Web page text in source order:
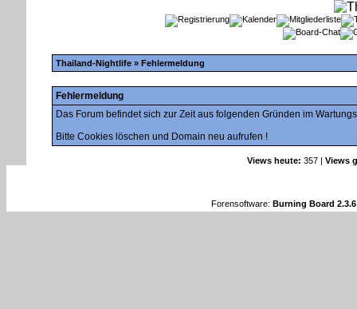
Thailand-Nightlife » Fehlermeldung
Fehlermeldung
Das Forum befindet sich zur Zeit aus folgenden Gründen im
Bitte Cookies löschen und Domain neu aufrufen !
Views heute: 357 | Views
Forensoftware: Burning Board 2.3.6